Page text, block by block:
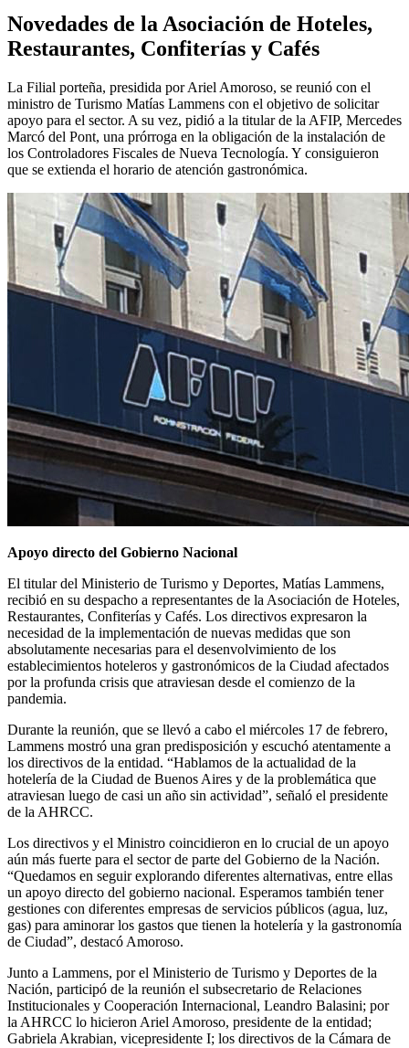
Novedades de la Asociación de Hoteles,
Restaurantes, Confiterías y Cafés
La Filial porteña, presidida por Ariel Amoroso, se reunió con el
ministro de Turismo Matías Lammens con el objetivo de solicitar
apoyo para el sector. A su vez, pidió a la titular de la AFIP, Mercedes
Marcó del Pont, una prórroga en la obligación de la instalación de
los Controladores Fiscales de Nueva Tecnología. Y consiguieron
que se extienda el horario de atención gastronómica.
Apoyo directo del Gobierno Nacional
El titular del Ministerio de Turismo y Deportes, Matías Lammens,
recibió en su despacho a representantes de la Asociación de Hoteles,
Restaurantes, Confiterías y Cafés. Los directivos expresaron la
necesidad de la implementación de nuevas medidas que son
absolutamente necesarias para el desenvolvimiento de los
establecimientos hoteleros y gastronómicos de la Ciudad afectados
por la profunda crisis que atraviesan desde el comienzo de la
pandemia.
Durante la reunión, que se llevó a cabo el miércoles 17 de febrero,
Lammens mostró una gran predisposición y escuchó atentamente a
los directivos de la entidad. “Hablamos de la actualidad de la
hotelería de la Ciudad de Buenos Aires y de la problemática que
atraviesan luego de casi un año sin actividad”, señaló el presidente
de la AHRCC.
Los directivos y el Ministro coincidieron en lo crucial de un apoyo
aún más fuerte para el sector de parte del Gobierno de la Nación.
“Quedamos en seguir explorando diferentes alternativas, entre ellas
un apoyo directo del gobierno nacional. Esperamos también tener
gestiones con diferentes empresas de servicios públicos (agua, luz,
gas) para aminorar los gastos que tienen la hotelería y la gastronomía
de Ciudad”, destacó Amoroso.
Junto a Lammens, por el Ministerio de Turismo y Deportes de la
Nación, participó de la reunión el subsecretario de Relaciones
Institucionales y Cooperación Internacional, Leandro Balasini; por
la AHRCC lo hicieron Ariel Amoroso, presidente de la entidad;
Gabriela Akrabian, vicepresidente I; los directivos de la Cámara de